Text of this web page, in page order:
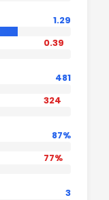
1.29
0.39
481
324
87%
77%
3